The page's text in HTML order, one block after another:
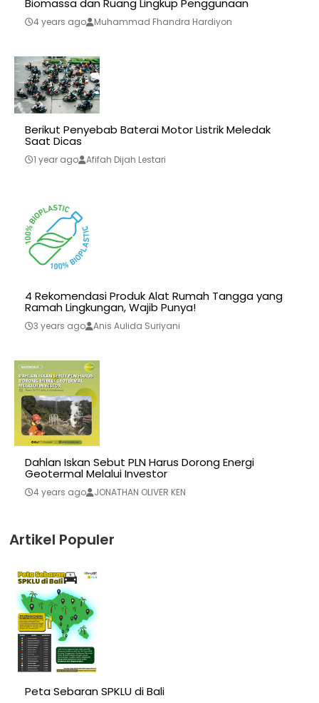
Biomassa dan Ruang Lingkup Penggunaan
4 years ago Muhammad Fhandra Hardiyon
Berikut Penyebab Baterai Motor Listrik Meledak
Saat Dicas
1 year ago Afifah Dijah Lestari
4 Rekomendasi Produk Alat Rumah Tangga yang
Ramah Lingkungan, Wajib Punya!
3 years ago Anis Aulida Suriyani
Dahlan Iskan Sebut PLN Harus Dorong Energi
Geotermal Melalui Investor
4 years ago JONATHAN OLIVER KEN
Artikel Populer
Peta Sebaran SPKLU di Bali